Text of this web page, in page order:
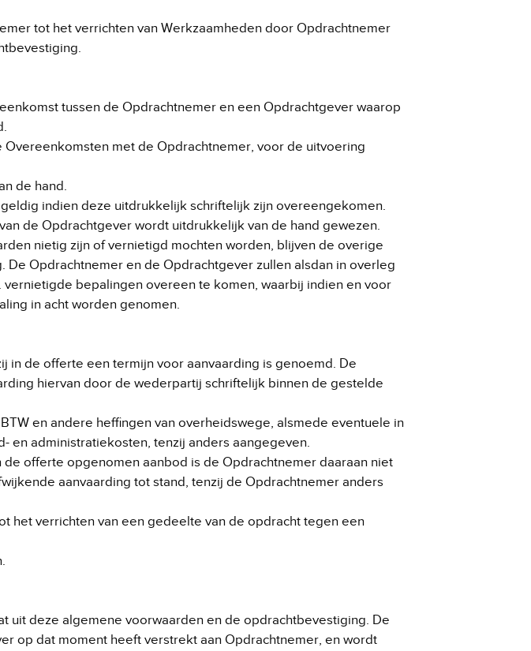
tot het verrichten van Werkzaamheden door Opdrachtnemer
tussen de Opdrachtnemer en een Opdrachtgever waarop
met de Opdrachtnemer, voor de uitvoering
de hand.
indien deze uitdrukkelijk schriftelijk zijn overeengekomen.
de Opdrachtgever wordt uitdrukkelijk van de hand gewezen.
nietig zijn of vernietigd mochten worden, blijven de overige
Opdrachtnemer en de Opdrachtgever zullen alsdan in overleg
bepalingen overeen te komen, waarbij indien en voor
in acht worden genomen.
in de offerte een termijn voor aanvaarding is genoemd. De
hiervan door de wederpartij schriftelijk binnen de gestelde
en andere heffingen van overheidswege, alsmede eventuele in
en administratiekosten, tenzij anders aangegeven.
offerte opgenomen aanbod is de Opdrachtnemer daaraan niet
aanvaarding tot stand, tenzij de Opdrachtnemer anders
het verrichten van een gedeelte van de opdracht tegen een
uit deze algemene voorwaarden en de opdrachtbevestiging. De
op dat moment heeft verstrekt aan Opdrachtnemer, en wordt